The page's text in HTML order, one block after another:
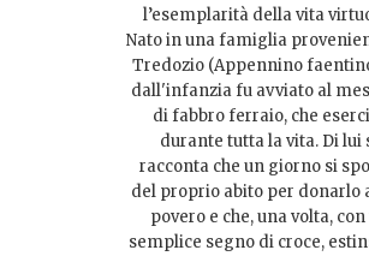
l’esemplarità della vita
Nato in una famiglia
Tredozio (Appennino
dall'infanzia fu avviato al
di fabbro ferraio, che
durante tutta la vita. Di lui
racconta che un giorno si
del proprio abito per donarlo
povero e che, una volta, con
semplice segno di croce,